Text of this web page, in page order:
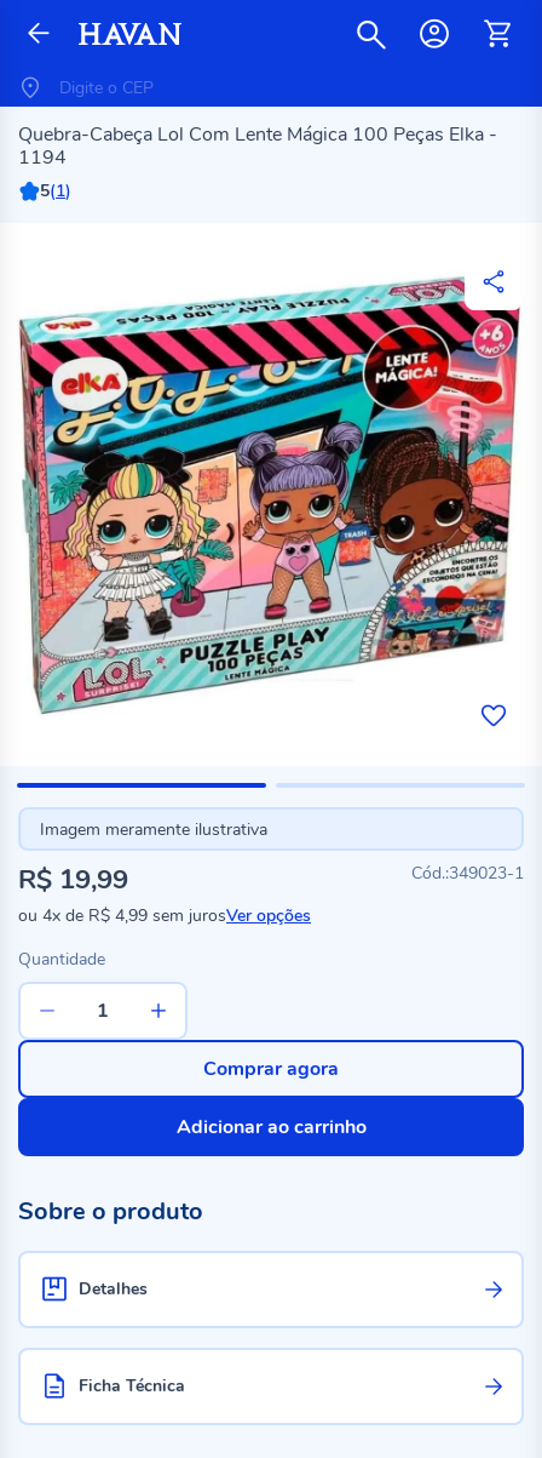
Quebra-Cabeça Lol Com Lente Mágica 100 Peças Elka -
1194
5(1)
Imagem meramente ilustrativa
349023-1
R$ 19,99
ou 4x de R$ 4,99 sem jurosVer opções
Quantidade
Adicionar ao carrinho
Comprar agora
Sobre o produto
Detalhes
Ficha Técnica